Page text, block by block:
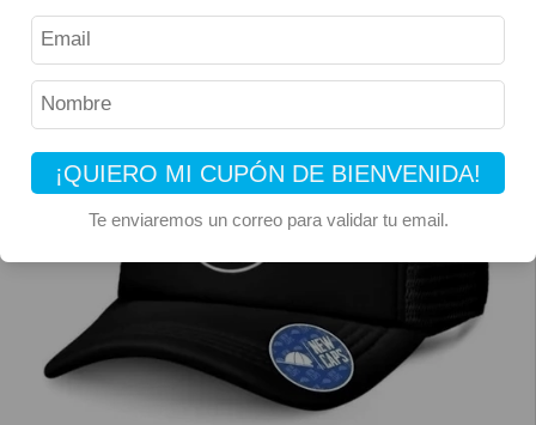
¡QUIERO MI CUPÓN DE BIENVENIDA!
Te enviaremos un correo para validar tu email.